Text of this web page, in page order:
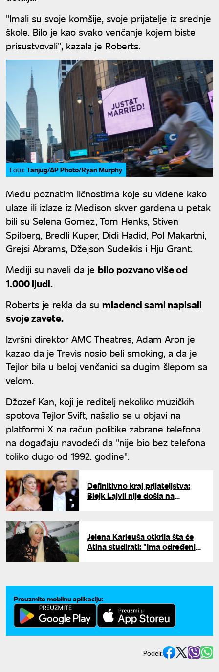
"Imali su svoje komšije, svoje prijatelje iz srednje
škole. Bilo je kao svako venčanje kojem biste
prisustvovali", kazala je Roberts.
Foto: Tanjug/AP Photo/Ryan Murphy
Među poznatim ličnostima koje su viđene kako
ulaze ili izlaze iz Medison skver gardena u petak
bili su Selena Gomez, Tom Henks, Stiven
Spilberg, Bredli Kuper, Điđi Hadid, Pol Makartni,
Grejsi Abrams, Džejson Sudeikis i Hju Grant.
Mediji su naveli da je bilo pozvano više od
1.000 ljudi.
Roberts je rekla da su mladenci sami napisali
svoje zavete.
Izvršni direktor AMC Theatres, Adam Aron je
kazao da je Trevis nosio beli smoking, a da je
Tejlor bila u beloj venčanici sa dugim šlepom sa
velom.
Džozef Kan, koji je reditelj nekoliko muzičkih
spotova Tejlor Svift, našalio se u objavi na
platformi X na račun politike zabrane telefona
na događaju navodeći da "nije bio bez telefona
toliko dugo od 1992. godine".
Definitivno kraj prijateljstva:
Blejk Lajvli nije došla na
Jelena Karleuša otkrila šta će
Atina studirati: "Ima određeni
Preuzmite mobilnu aplikaciju:
Podeli: